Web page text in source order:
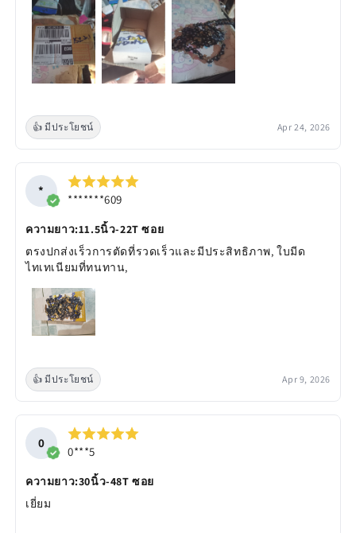
👍 มีประโยชน์ Apr 24, 2026
*
*******609
ความยาว:11.5นิ้ว-22T ซอย
ตรงปกส่งเร็วการตัดที่รวดเร็วและมีประสิทธิภาพ, ใบมีด
ไทเทเนียมที่ทนทาน,
👍 มีประโยชน์ Apr 9, 2026
0
0***5
ความยาว:30นิ้ว-48T ซอย
เยี่ยม